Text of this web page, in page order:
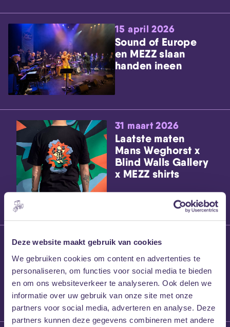
Deze website maakt gebruik van cookies
We gebruiken cookies om content en advertenties te
personaliseren, om functies voor social media te bieden
en om ons websiteverkeer te analyseren. Ook delen we
informatie over uw gebruik van onze site met onze
partners voor social media, adverteren en analyse. Deze
partners kunnen deze gegevens combineren met andere
15 april 2026
Sound of Europe
en MEZZ slaan
handen ineen
31 maart 2026
Laatste maten
Mans Weghorst x
Blind Walls Gallery
x MEZZ shirts
27 maart 2026
Willem’s Blog:
Frans Kalf